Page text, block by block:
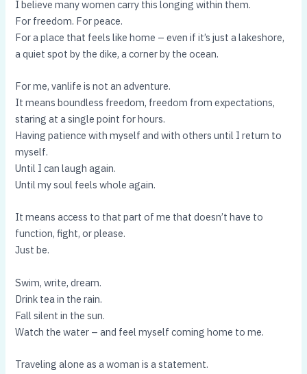
I believe many women carry this longing within them.
For freedom. For peace.
For a place that feels like home – even if it’s just a lakeshore,
a quiet spot by the dike, a corner by the ocean.
For me, vanlife is not an adventure.
It means boundless freedom, freedom from expectations,
staring at a single point for hours.
Having patience with myself and with others until I return to
myself.
Until I can laugh again.
Until my soul feels whole again.
It means access to that part of me that doesn’t have to
function, fight, or please.
Just be.
Swim, write, dream.
Drink tea in the rain.
Fall silent in the sun.
Watch the water – and feel myself coming home to me.
Traveling alone as a woman is a statement.